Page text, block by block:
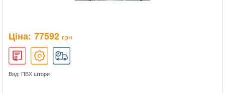
Ціна: 77592 грн
Вид: ПВХ штори